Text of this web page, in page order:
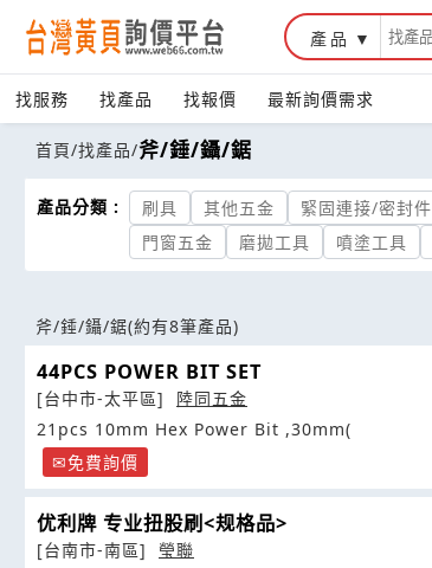
產品
找服務 找產品 找報價 最新詢價需求
首頁/找產品/斧/錘/鑷/鋸
產品分類 : 刷具 其他五金 緊固連接/密封件
門窗五金
磨拋工具 噴塗工具
斧/錘/鑷/鋸(約有8筆產品)
44PCS POWER BIT SET
[台中市-太平區]
陸同五金
21pcs 10mm Hex Power Bit ,30mm(
免費詢價
优利牌 专业扭股刷<规格品>
[台南市-南區]
瑩聯